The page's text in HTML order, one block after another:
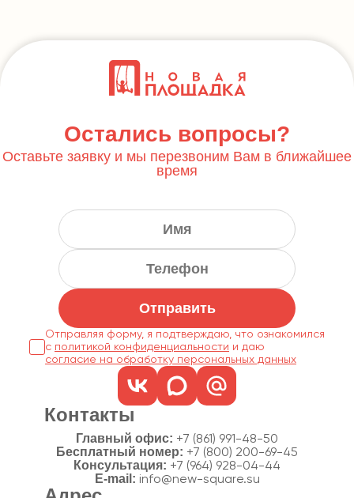
Остались вопросы?
Оставьте заявку и мы перезвоним Вам в ближайшее
время
Отправить
Отправляя форму, я подтверждаю, что ознакомился
с политикой конфиденциальности
согласие на обработку персональных данных
Контакты
Главный офис: +7 (861) 991-48-50
Бесплатный номер: +7 (800) 200-69-45
Консультация: +7 (964) 928-04-44
E-mail: info@new-square.su